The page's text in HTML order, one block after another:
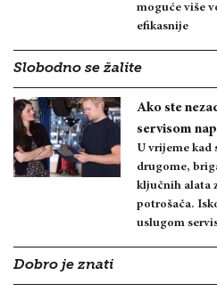
moguće više
efikasnije
Slobodno se žalite
Ako ste
servisom
U vrijeme kad
drugome,
ključnih alata
potrošača.
uslugom
Dobro je znati